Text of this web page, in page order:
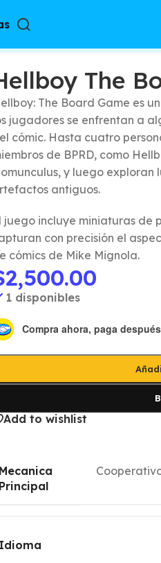
The
The Board Game es
jugadores se enfrentan a
cómic. Hasta cuatro
de BPRD, como
y luego exploran
antiguos.
juego incluye miniaturas de
con precisión el
cómics de Mike Mignola.
2,500.00
1 disponibles
Compra ahora, paga después
Add to wishlist
Mecanica
Principal
Idioma